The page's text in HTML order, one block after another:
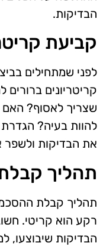
הבדיקות.
קביעת
לפני שמתחילים
קריטריונים
שצריך לאסוף? האם
להוות בעיה?
את הבדיקות ולשפר
תהליך
תהליך קבלת
רקע הוא קריטי.
הבדיקות שיבוצעו,